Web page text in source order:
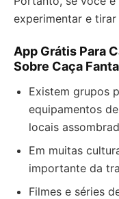
experimentar e
App Grátis Para
Sobre Caça
Existem grupos
equipamentos
locais
Em muitas
importante da
Filmes e séries